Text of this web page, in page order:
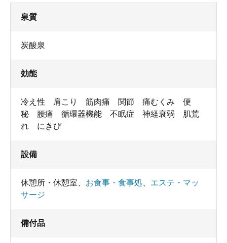
泉質
炭酸泉
効能
冷え性 肩こり 筋肉痛 関節 痛むくみ 便
秘 腰痛 循環器機能 不眠症 神経衰弱 肌荒
れ にきび
設備
休憩所・休憩室 お食事・食事処
エステ・マッ
サージ
備付品